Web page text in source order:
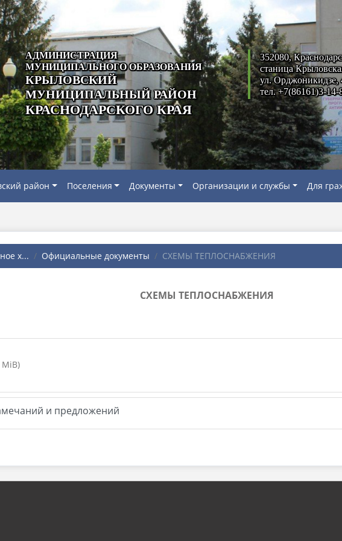
АДМИНИСТРАЦИЯ
МУНИЦИПАЛЬНОГО ОБРАЗОВАНИЯ
КРЫЛОВСКИЙ
МУНИЦИПАЛЬНЫЙ РАЙОН
КРАСНОДАРСКОГО КРАЯ
352080,
станица
ул. Орджоникидзе,
тел. +7(86161)3-14-
район Поселения Документы Организации и службы Для
х... Официальные документы СХЕМЫ ТЕПЛОСНАБЖЕНИЯ
СХЕМЫ ТЕПЛОСНАБЖЕНИЯ
и предложений